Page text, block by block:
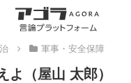
軍事・安全保障
よ（屋山 太郎）